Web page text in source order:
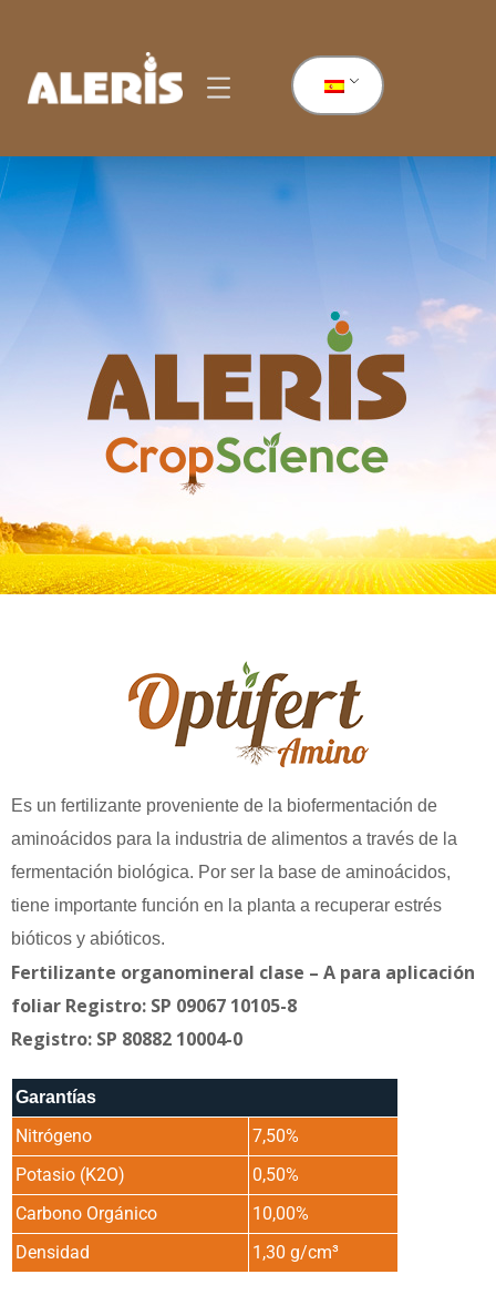
Es un fertilizante proveniente de la biofermentación de
aminoácidos para la industria de alimentos a través de la
fermentación biológica. Por ser la base de aminoácidos,
tiene importante función en la planta a recuperar estrés
bióticos y abióticos.
Fertilizante organomineral clase – A para aplicación
foliar Registro: SP 09067 10105-8
Registro: SP 80882 10004-0
Garantías
Nitrógeno
7,50%
Potasio (K2O)
0,50%
Carbono Orgánico
10,00%
Densidad
1,30 g/cm³